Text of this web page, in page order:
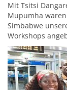
Mit Tsitsi
Mupumha
Simbabwe
Workshops